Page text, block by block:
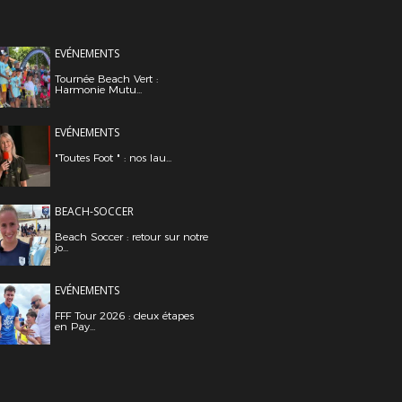
EVÉNEMENTS
Tournée Beach Vert :
Harmonie Mutu...
EVÉNEMENTS
"Toutes Foot " : nos lau...
BEACH-SOCCER
Beach Soccer : retour sur notre
jo...
EVÉNEMENTS
FFF Tour 2026 : deux étapes
en Pay...